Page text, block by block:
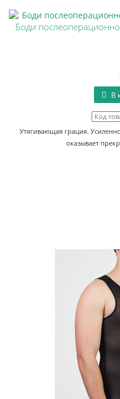
Боди
В
Код
Утягивающая грация.
оказывает